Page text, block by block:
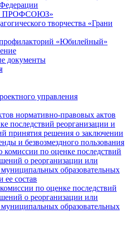
ПРОФСОЮЗ»
творчества «Грани
«Юбилейный»
документы
управления
нормативно-правовых актов
последствий реорганизации и
принятия решения о заключении
и безвозмездного пользования
по оценке последствий
о реорганизации или
образовательных
ее состав
по оценке последствий
о реорганизации или
образовательных